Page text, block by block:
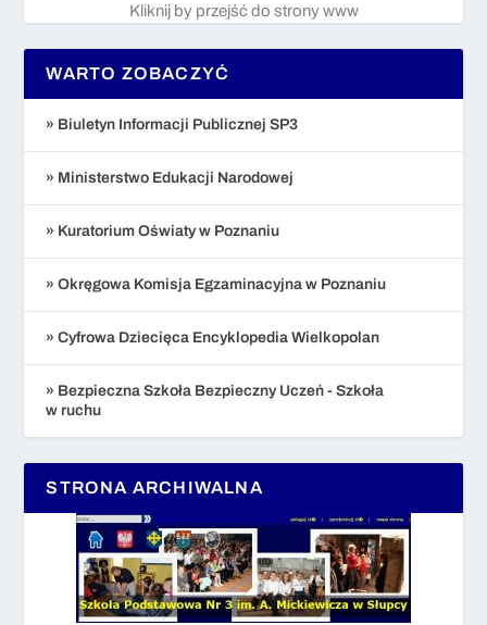
Kliknij by przejść do strony www
WARTO ZOBACZYĆ
» Biuletyn Informacji Publicznej SP3
» Ministerstwo Edukacji Narodowej
» Kuratorium Oświaty w Poznaniu
» Okręgowa Komisja Egzaminacyjna w Poznaniu
» Cyfrowa Dziecięca Encyklopedia Wielkopolan
» Bezpieczna Szkoła Bezpieczny Uczeń - Szkoła
w ruchu
STRONA ARCHIWALNA